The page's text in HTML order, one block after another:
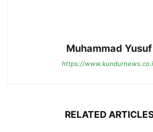
Muhammad Yusuf
https://
RELATED